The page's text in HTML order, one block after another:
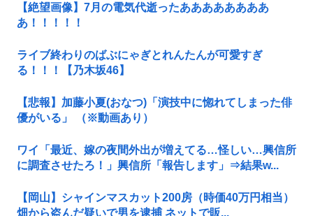
【絶望画像】7月の電気代逝ったああああああああ
あ！！！！！
ライブ終わりのばぶにゃぎとれんたんが可愛すぎ
る！！！【乃木坂46】
【悲報】加藤小夏(おなつ)「演技中に惚れてしまった俳
優がいる」 （※動画あり）
ワイ「最近、嫁の夜間外出が増えてる…怪しい…興信所
に調査させたろ！」興信所「報告します」⇒結果w...
【岡山】シャインマスカット200房（時価40万円相当）
畑から盗んだ疑いで男を逮捕 ネットで販...